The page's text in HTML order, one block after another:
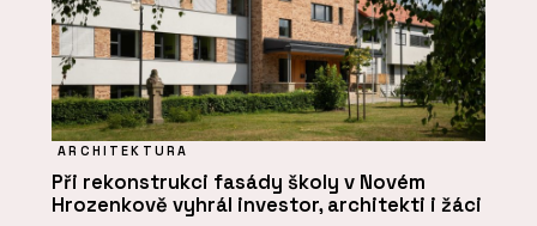
ARCHITEKTURA
Při rekonstrukci fasády školy v Novém
Hrozenkově vyhrál investor, architekti i žáci